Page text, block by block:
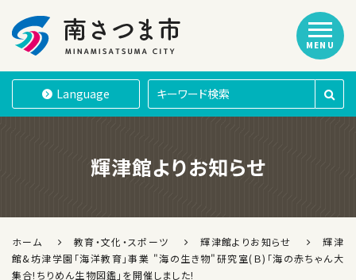
南さつま市
Language
MENU
輝津館よりお知らせ
ホーム 教育・文化・スポーツ 輝津館よりお知らせ
輝津
館&坊津学園「海洋教育」事業 "海の生き物"研究室(Ｂ)｢海の赤ちゃん大
集合!ちりめん生物図鑑｣を開催しました!